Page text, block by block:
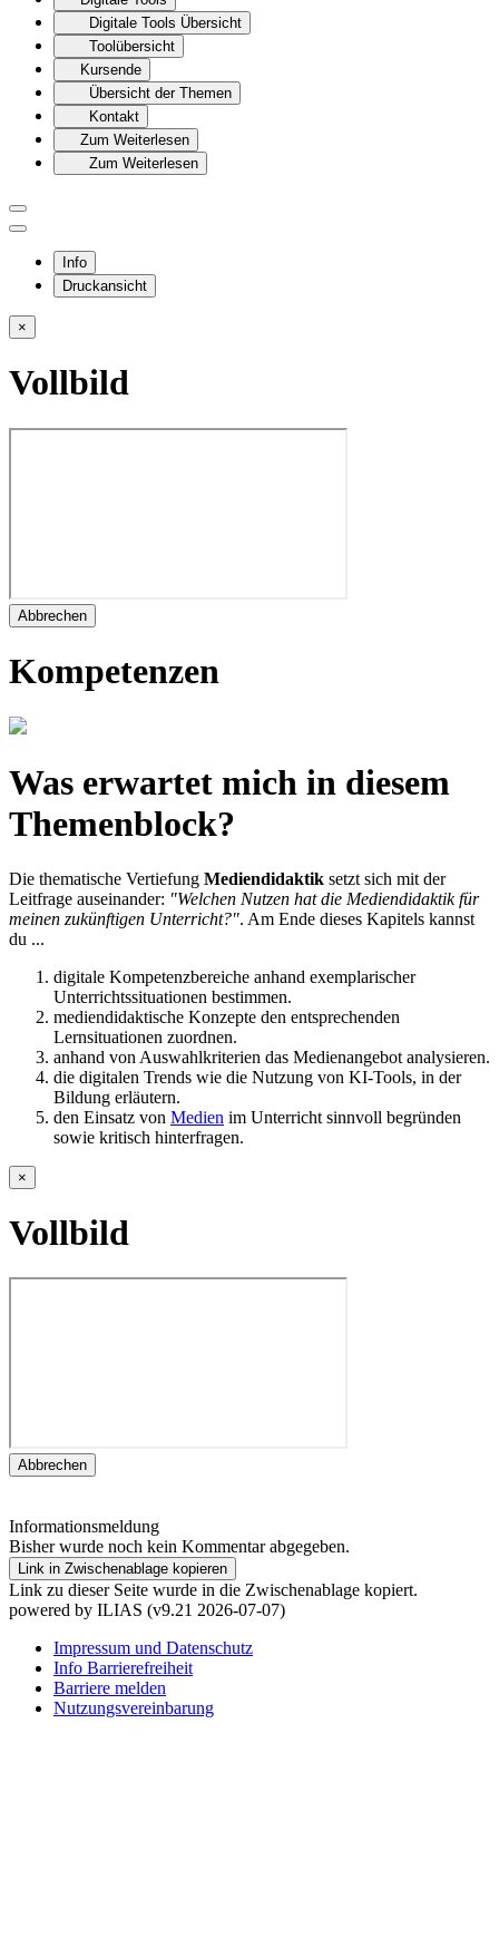
Digitale Tools Übersicht
Toolübersicht
Kursende
Übersicht der Themen
Kontakt
Zum Weiterlesen
Zum Weiterlesen
Info
Druckansicht
×
Vollbild
Abbrechen
Kompetenzen
Was erwartet mich in diesem
Themenblock?
Die thematische Vertiefung Mediendidaktik setzt sich mit der
Leitfrage auseinander: "Welchen Nutzen hat die Mediendidaktik für
meinen zukünftigen Unterricht?". Am Ende dieses Kapitels kannst
du ...
digitale Kompetenzbereiche anhand exemplarischer
Unterrichtssituationen bestimmen.
mediendidaktische Konzepte den entsprechenden
Lernsituationen zuordnen.
anhand von Auswahlkriterien das Medienangebot analysieren.
die digitalen Trends wie die Nutzung von KI-Tools, in der
Bildung erläutern.
den Einsatz von Medien im Unterricht sinnvoll begründen
sowie kritisch hinterfragen.
×
Vollbild
Abbrechen
Informationsmeldung
Bisher wurde noch kein Kommentar abgegeben.
Link in Zwischenablage kopieren
Link zu dieser Seite wurde in die Zwischenablage kopiert.
powered by ILIAS (v9.21 2026-07-07)
Impressum und Datenschutz
Info Barrierefreiheit
Barriere melden
Nutzungsvereinbarung